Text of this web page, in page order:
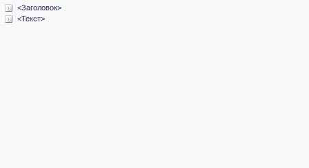
<Заголовок>
<Текст>